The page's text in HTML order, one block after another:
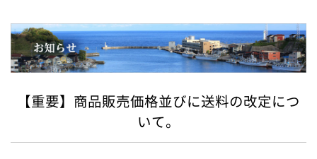
【重要】商品販売価格並びに送料の改定につ
いて。